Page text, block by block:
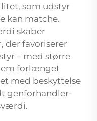
som udstyr
kan matche.
skaber
der favoriserer
– med større
forlænget
med beskyttelse
genforhandler-